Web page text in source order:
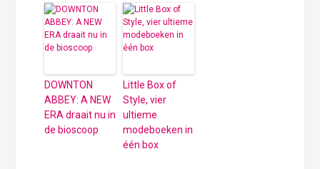
DOWNTON
ABBEY: A NEW
ERA draait nu in
de bioscoop
Little Box of
Style, vier
ultieme
modeboeken in
één box